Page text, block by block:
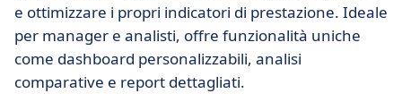
e ottimizzare i propri indicatori di prestazione. Ideale
per manager e analisti, offre funzionalità uniche
come dashboard personalizzabili, analisi
comparative e report dettagliati.